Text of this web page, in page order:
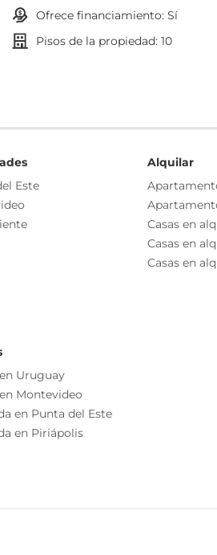
la seguridad y solidez de tu
inmobiliario.
del inmueble, debiéndose
de las medidas, descripciones
cuyos valores son
ofrece financiamiento: Sí
pisos de la propiedad: 10
Seguridad
Ascensor
Parrillero
Balcón
Este
Uruguay
Montevideo
en Punta del Este
en Piriápolis
Alquilar
Casas en
Casas en
Casas en